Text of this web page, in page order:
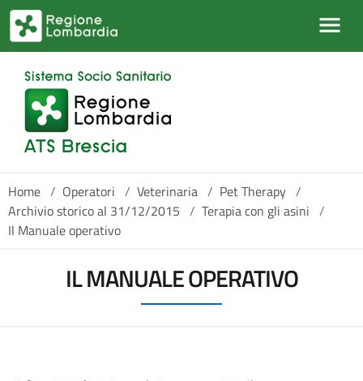
Salta al contenuto principale
Home / Operatori / Veterinaria / Pet Therapy /
Archivio storico al 31/12/2015 / Terapia con gli asini /
Il Manuale operativo
IL MANUALE OPERATIVO